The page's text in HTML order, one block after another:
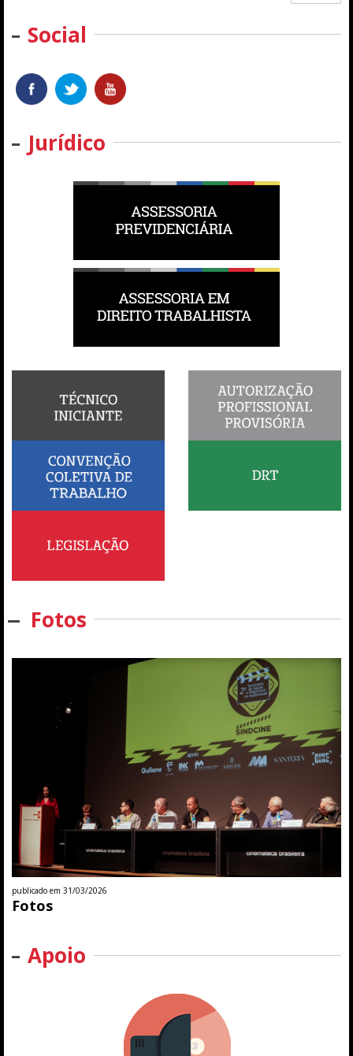
Social
Jurídico
Fotos
publicado em 31/03/2026
Fotos
Apoio